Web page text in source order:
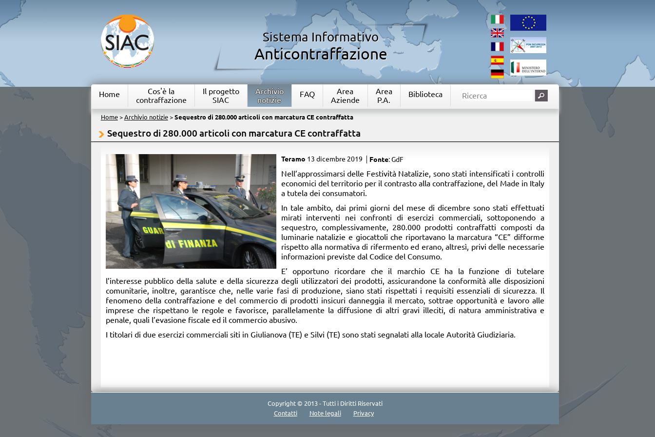
Sistema Informativo
Anticontraffazione
Home
Cos'è la
contraffazione
Il progetto
SIAC
Archivio
notizie
FAQ
Area
Aziende
Area
P.A.
Biblioteca
Home> Archivio notizie> Sequestro di 280.000 articoli con marcatura CE contraffatta
Sequestro di 280.000 articoli con marcatura CE contraffatta
Teramo 13 dicembre 2019 Fonte: GdF
​Nell’approssimarsi delle Festività Natalizie, sono stati intensificati i controlli
economici del territorio per il contrasto alla contraffazione, del Made in Italy
a tutela dei consumatori.
In tale ambito, dai primi giorni del mese di dicembre sono stati effettuati
mirati interventi nei confronti di esercizi commerciali, sottoponendo a
sequestro, complessivamente, 280.000 prodotti contraffatti composti da
luminarie natalizie e giocattoli che riportavano la marcatura “CE” difforme
rispetto alla normativa di rifermento ed erano, altresì, privi delle necessarie
informazioni previste dal Codice del Consumo.
E’ opportuno ricordare che il marchio CE ha la funzione di tutelare
l’interesse pubblico della salute e della sicurezza degli utilizzatori dei prodotti, assicurandone la conformità alle disposizioni
comunitarie, inoltre, garantisce che, nelle varie fasi di produzione, siano stati rispettati i requisiti essenziali di sicurezza. Il
fenomeno della contraffazione e del commercio di prodotti insicuri danneggia il mercato, sottrae opportunità e lavoro alle
imprese che rispettano le regole e favorisce, parallelamente la diffusione di altri gravi illeciti, di natura amministrativa e
penale, quali l’evasione fiscale ed il commercio abusivo.
I titolari di due esercizi commerciali siti in Giulianova (TE) e Silvi (TE) sono stati segnalati alla locale Autorità Giudiziaria.
Copyright © 2013 - Tutti i Diritti Riservati
Contatti
Note legali Privacy